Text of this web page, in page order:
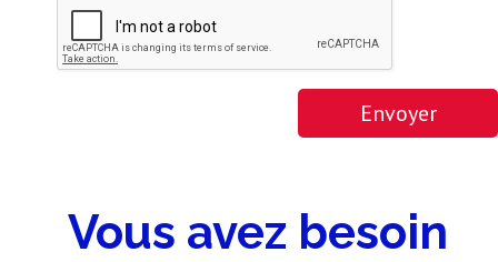
Envoyer
Vous avez besoin